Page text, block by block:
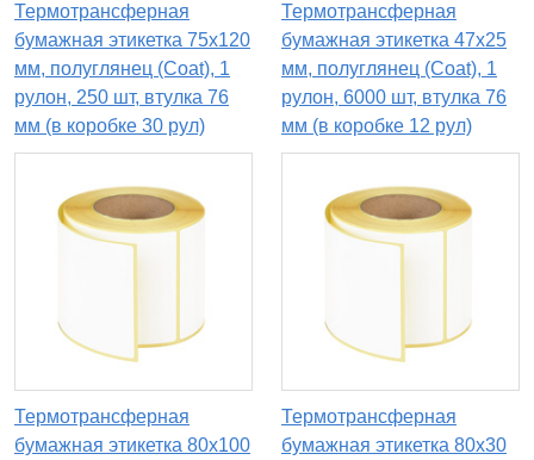
Термотрансферная
бумажная этикетка 75х120
мм, полуглянец (Coat), 1
рулон, 250 шт, втулка 76
мм (в коробке 30 рул)
Термотрансферная
бумажная этикетка 47х25
мм, полуглянец (Coat), 1
рулон, 6000 шт, втулка 76
мм (в коробке 12 рул)
Термотрансферная
бумажная этикетка 80х100
Термотрансферная
бумажная этикетка 80х30